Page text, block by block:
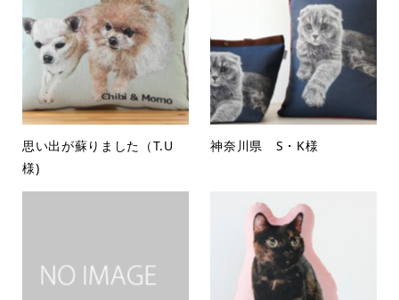
思い出が蘇りました（T.U
様)
神奈川県 S・K様